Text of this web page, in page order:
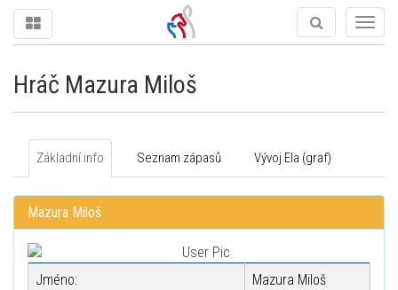
Hráč Mazura Miloš
Základní info Seznam zápasů Vývoj Ela (graf)
Mazura Miloš
Jméno: Mazura Miloš